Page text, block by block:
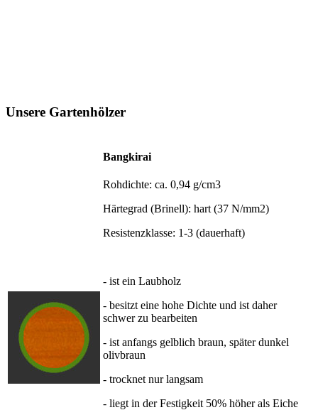
Unsere Gartenhölzer
Bangkirai
Rohdichte: ca. 0,94 g/cm3
Härtegrad (Brinell): hart (37 N/mm2)
Resistenzklasse: 1-3 (dauerhaft)
- ist ein Laubholz
- besitzt eine hohe Dichte und ist daher
schwer zu bearbeiten
- ist anfangs gelblich braun, später dunkel
olivbraun
- trocknet nur langsam
- liegt in der Festigkeit 50% höher als Eiche